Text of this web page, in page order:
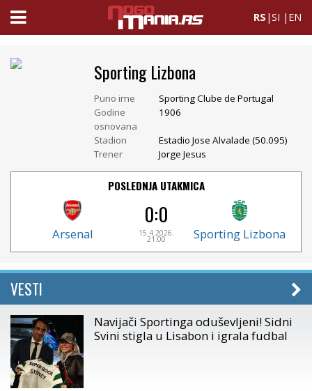
RS |SI | EN
Sporting Lizbona
Puno ime
Sporting Clube de Portugal
Godine
osnovana
1906
Stadion
Estadio Jose Alvalade (50.095)
Trener
Jorge Jesus
POSLEDNJA UTAKMICA
Arsenal
0:0
15.4.2026.
21:00 Sporting Lizbona
VESTI
Navijači Sportinga oduševljeni! Sidni
Svini stigla u Lisabon i igrala fudbal